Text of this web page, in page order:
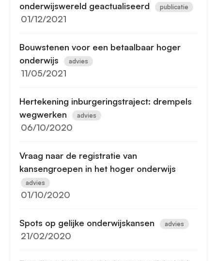
onderwijswereld geactualiseerd
publicatie
01/12/2021
Bouwstenen voor een betaalbaar hoger
onderwijs
advies
11/05/2021
Hertekening inburgeringstraject: drempels
wegwerken
advies
06/10/2020
Vraag naar de registratie van
kansengroepen in het hoger onderwijs
advies
01/10/2020
Spots op gelijke onderwijskansen advies
21/02/2020